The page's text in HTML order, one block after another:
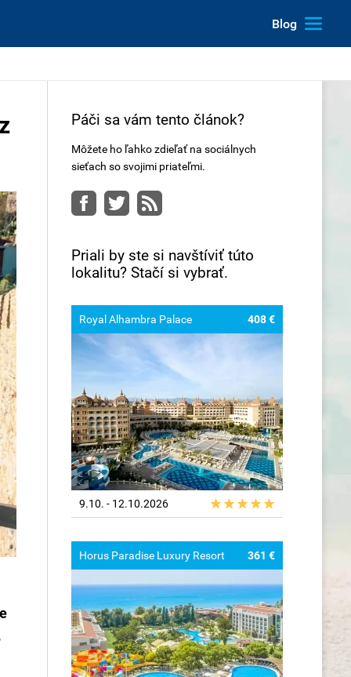
Blog
Páči sa vám tento článok?
Môžete ho ľahko zdieľať na sociálnych
sieťach so svojimi priateľmi.
Facebook
Twitter
RSS
Priali by ste si navštíviť túto
lokalitu? Stačí si vybrať.
Royal Alhambra Palace 408 €
9.10. - 12.10.2026
Horus Paradise Luxury Resort 361 €